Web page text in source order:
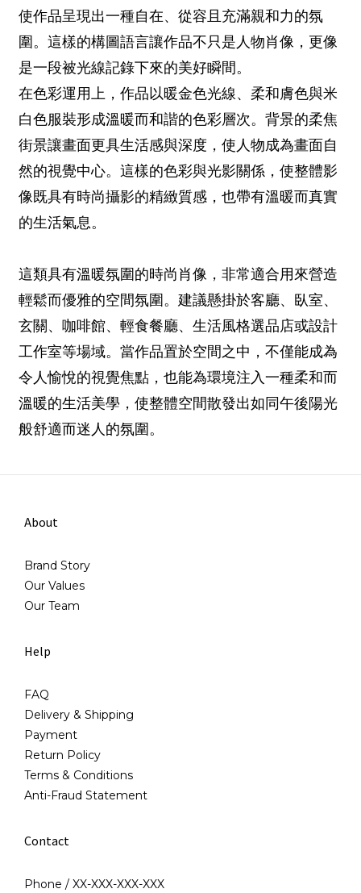
使作品呈現出一種自在、從容且充滿親和力的氛
圍。這樣的構圖語言讓作品不只是人物肖像，更像
是一段被光線記錄下來的美好瞬間。
在色彩運用上，作品以暖金色光線、柔和膚色與米
白色服裝形成溫暖而和諧的色彩層次。背景的柔焦
街景讓畫面更具生活感與深度，使人物成為畫面自
然的視覺中心。這樣的色彩與光影關係，使整體影
像既具有時尚攝影的精緻質感，也帶有溫暖而真實
的生活氣息。
這類具有溫暖氛圍的時尚肖像，非常適合用來營造
輕鬆而優雅的空間氛圍。建議懸掛於客廳、臥室、
玄關、咖啡館、輕食餐廳、生活風格選品店或設計
工作室等場域。當作品置於空間之中，不僅能成為
令人愉悅的視覺焦點，也能為環境注入一種柔和而
溫暖的生活美學，使整體空間散發出如同午後陽光
般舒適而迷人的氛圍。
About
Brand Story
Our Values
Our Team
Help
FAQ
Delivery & Shipping
Payment
Return Policy
Terms & Conditions
Anti-Fraud Statement
Contact
Phone / XX-XXX-XXX-XXX